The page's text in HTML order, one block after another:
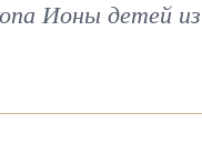
Ионы детей из